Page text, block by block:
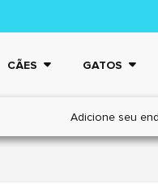
CÃES GATOS
Adicione seu